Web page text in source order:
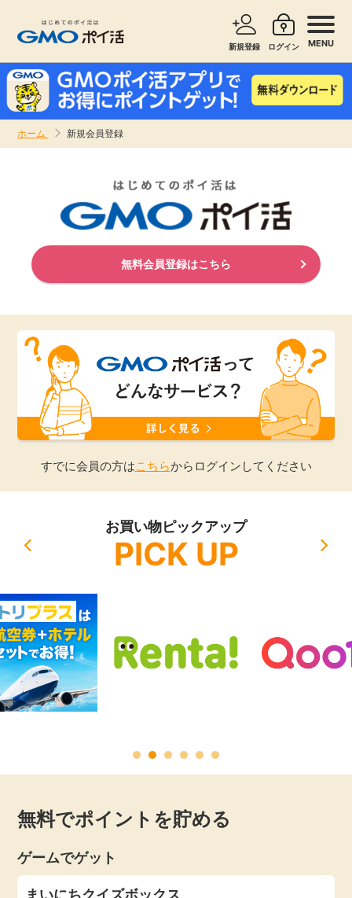
新規登録 ログイン MENU
ホーム 新規会員登録
お知らせ
無料
即日還元
アンケート
ゲーム
お友達紹介
カード比較
GMOポイ活の使い方
ヘルプセンター
サービスで探す ショッピングで探す
無料サービス
エンタメ
暮らし
引っ越し
買取・査定
学び
美容・健康
銀行・金融・投資
家計の固定費
無料会員登録はこちら
すでに会員の方はこちらからログインしてください
お買い物ピックアップ
PICK UP
無料でポイントを貯める
ゲームでゲット
まいにちクイズボックス